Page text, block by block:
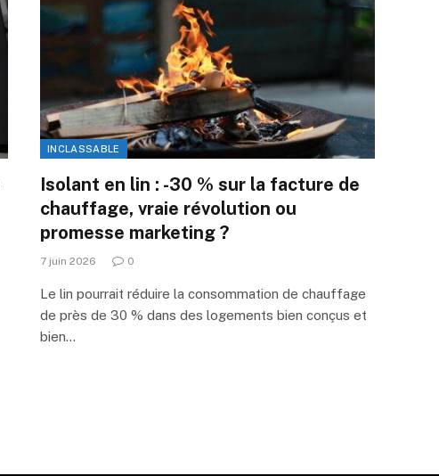
INCLASSABLE
Isolant en lin : -30 % sur la facture de
chauffage, vraie révolution ou
promesse marketing ?
7 juin 2026 0
Le lin pourrait réduire la consommation de chauffage
de près de 30 % dans des logements bien conçus et
bien…